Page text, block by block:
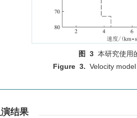
图 3 本研究使用
Figure 3. Velocity
结果